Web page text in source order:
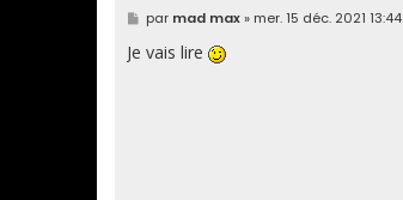
M
e
s
s
par mad max» mer. 15 déc. 2021 13:44
Je vais lire